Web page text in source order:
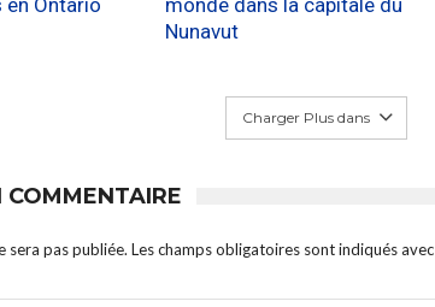
Ontario
monde dans la capitale du
Nunavut
Charger Plus dans
COMMENTAIRE
sera pas publiée. Les champs obligatoires sont indiqués avec